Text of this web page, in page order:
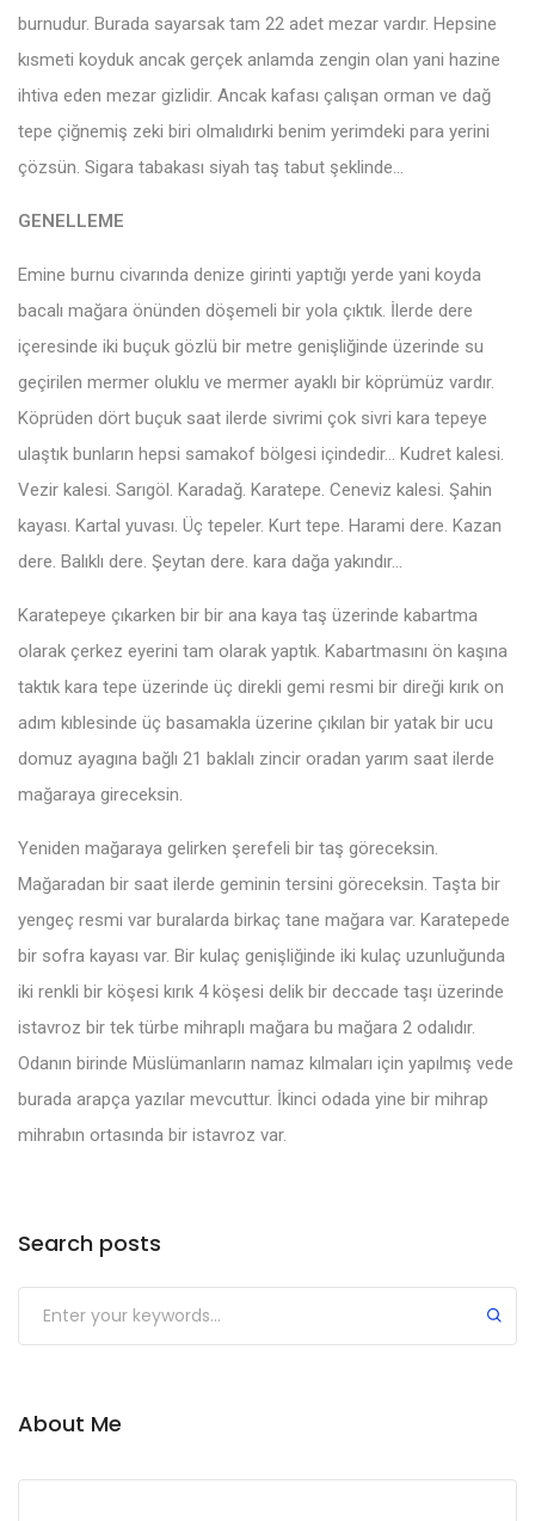
burnudur. Burada sayarsak tam 22 adet mezar vardır. Hepsine
kısmeti koyduk ancak gerçek anlamda zengin olan yani hazine
ihtiva eden mezar gizlidir. Ancak kafası çalışan orman ve dağ
tepe çiğnemiş zeki biri olmalıdırki benim yerimdeki para yerini
çözsün. Sigara tabakası siyah taş tabut şeklinde…
GENELLEME
Emine burnu civarında denize girinti yaptığı yerde yani koyda
bacalı mağara önünden döşemeli bir yola çıktık. İlerde dere
içeresinde iki buçuk gözlü bir metre genişliğinde üzerinde su
geçirilen mermer oluklu ve mermer ayaklı bir köprümüz vardır.
Köprüden dört buçuk saat ilerde sivrimi çok sivri kara tepeye
ulaştık bunların hepsi samakof bölgesi içindedir… Kudret kalesi.
Vezir kalesi. Sarıgöl. Karadağ. Karatepe. Ceneviz kalesi. Şahin
kayası. Kartal yuvası. Üç tepeler. Kurt tepe. Harami dere. Kazan
dere. Balıklı dere. Şeytan dere. kara dağa yakındır…
Karatepeye çıkarken bir bir ana kaya taş üzerinde kabartma
olarak çerkez eyerini tam olarak yaptık. Kabartmasını ön kaşına
taktık kara tepe üzerinde üç direkli gemi resmi bir direği kırık on
adım kıblesinde üç basamakla üzerine çıkılan bir yatak bir ucu
domuz ayagına bağlı 21 baklalı zincir oradan yarım saat ilerde
mağaraya gireceksin.
Yeniden mağaraya gelirken şerefeli bir taş göreceksin.
Mağaradan bir saat ilerde geminin tersini göreceksin. Taşta bir
yengeç resmi var buralarda birkaç tane mağara var. Karatepede
bir sofra kayası var. Bir kulaç genişliğinde iki kulaç uzunluğunda
iki renkli bir köşesi kırık 4 köşesi delik bir deccade taşı üzerinde
istavroz bir tek türbe mihraplı mağara bu mağara 2 odalıdır.
Odanın birinde Müslümanların namaz kılmaları için yapılmış vede
burada arapça yazılar mevcuttur. İkinci odada yine bir mihrap
mihrabın ortasında bir istavroz var.
Search posts
About Me